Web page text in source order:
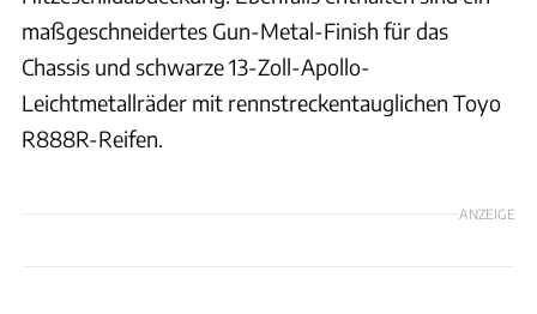
maßgeschneidertes Gun-Metal-Finish für das
Chassis und schwarze 13-Zoll-Apollo-
Leichtmetallräder mit rennstreckentauglichen Toyo
R888R-Reifen.
ANZEIGE